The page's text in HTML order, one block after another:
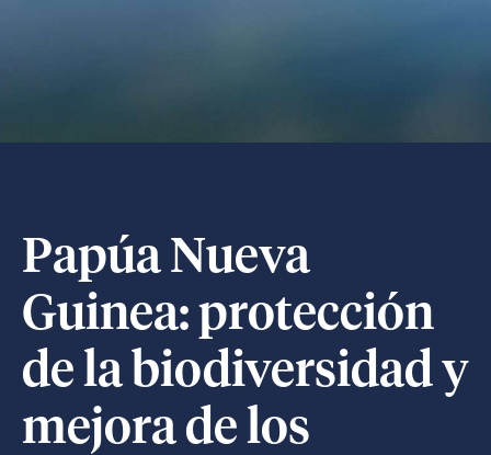
Papúa Nueva
Guinea: protección
de la biodiversidad y
mejora de los